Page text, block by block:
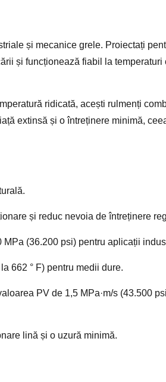
și mecanice grele. Proiectați
și funcționează fiabil la
ridicată, acești rulmenți
extinsă și o întreținere minimă,
și reduc nevoia de întreținere
(36.200 psi) pentru aplicații
662 ° F) pentru medii dure.
PV de 1,5 MPa·m/s (43.500
lină și o uzură minimă.